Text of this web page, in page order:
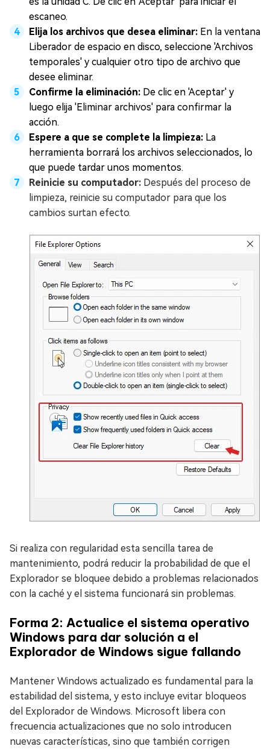
escaneo.
Elija los archivos que desea eliminar: En la ventana
Liberador de espacio en disco, seleccione 'Archivos
temporales' y cualquier otro tipo de archivo que
desee eliminar.
Confirme la eliminación: De clic en 'Aceptar' y
luego elija 'Eliminar archivos' para confirmar la
acción.
Espere a que se complete la limpieza: La
herramienta borrará los archivos seleccionados, lo
que puede tardar unos momentos.
Reinicie su computador: Después del proceso de
limpieza, reinicie su computador para que los
cambios surtan efecto.
Si realiza con regularidad esta sencilla tarea de
mantenimiento, podrá reducir la probabilidad de que el
Explorador se bloquee debido a problemas relacionados
con la caché y el sistema funcionará sin problemas.
Forma 2: Actualice el sistema operativo
Windows para dar solución a el
Explorador de Windows sigue fallando
Mantener Windows actualizado es fundamental para la
estabilidad del sistema, y esto incluye evitar bloqueos
del Explorador de Windows. Microsoft libera con
frecuencia actualizaciones que no solo introducen
nuevas características, sino que también corrigen